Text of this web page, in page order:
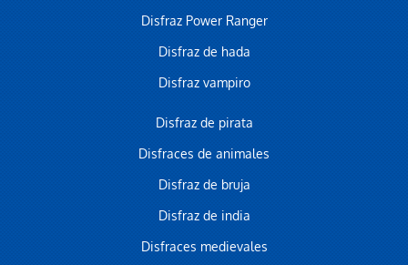
Disfraz Power Ranger
Disfraz de hada
Disfraz vampiro
Disfraz de pirata
Disfraces de animales
Disfraz de bruja
Disfraz de india
Disfraces medievales